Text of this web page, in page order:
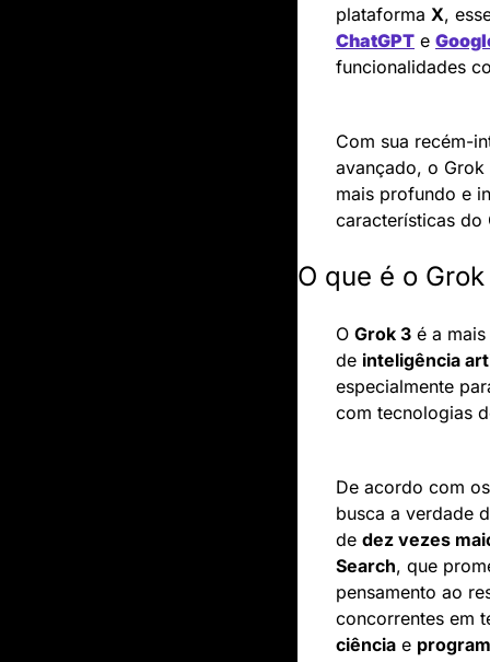
plataforma X
ChatGPT e
funcionalidades
Com sua recém-
avançado, o
mais profundo e
características do
O que é o
O Grok 3 é a
de inteligência
especialmente
com tecnologias
De acordo com
busca a verdade
de dez vezes
Search, que
pensamento ao
concorrentes em
ciência e